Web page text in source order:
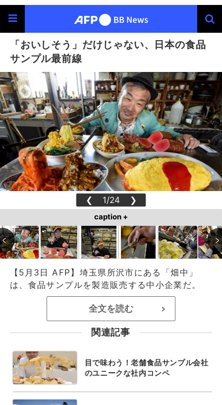
「おいしそう」だけじゃない、日本の食品
サンプル最前線
❮ 1/24 ❯
caption +
【5月3日 AFP】埼玉県所沢市にある「畑中」
は、食品サンプルを製造販売する中小企業だ。
全文を読む >
関連記事
目で味わう！老舗食品サンプル会社
のユニークな社内コンペ